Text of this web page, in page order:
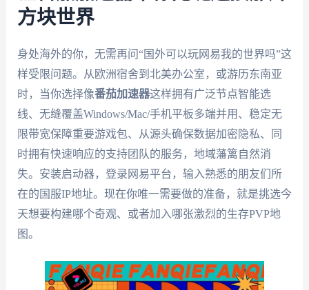
方块世界
身处海外的你，无需再问“国外可以玩网易我的世界吗”这
样受限问题。从欧洲宿舍到北美办公室，或游历东南亚
时，当你选择像番茄加速器这样拥有广泛节点智能选
线、无缝覆盖Windows/Mac/手机平板多端并用、稳定无
限带宽保障重要游戏包、从源头确保数据加密隐私、同
时拥有快速响应的支持团队的服务，地域藩篱自然消
失。安装启动器，登录网易平台，输入熟悉的朋友们所
在的国服IP地址。现在你唯一需要做的准备，就是挑选今
天想要构建哪个奇观、或者加入哪张激烈的生存PVP地
图。